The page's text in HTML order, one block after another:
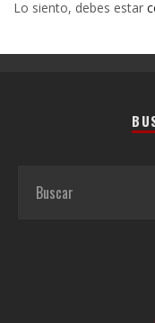
Lo siento, debes estar